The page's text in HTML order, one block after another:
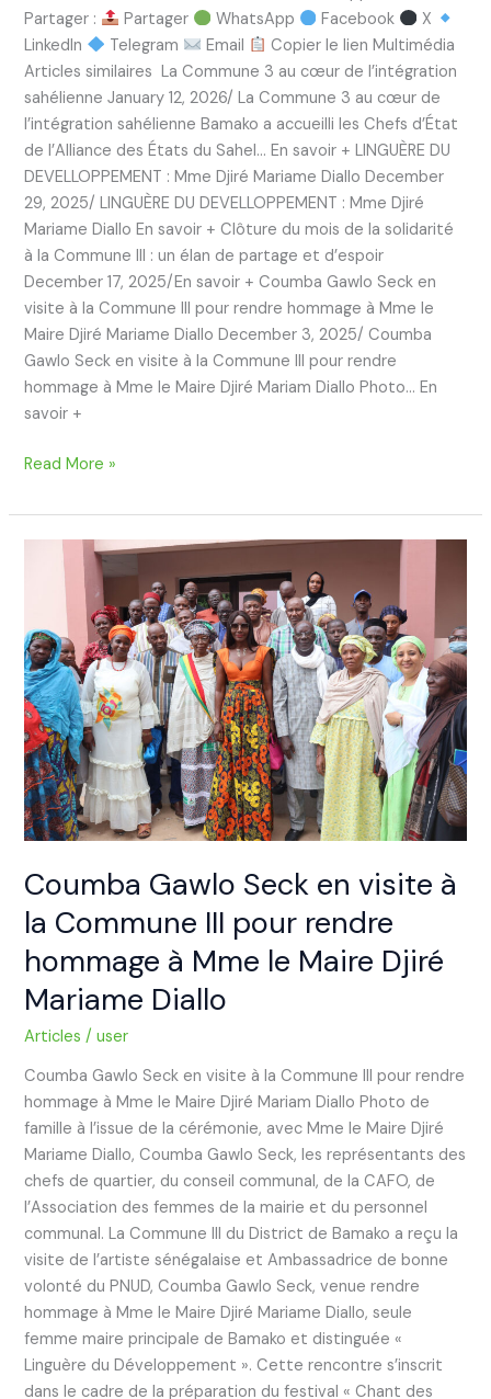
Partager :
Partager WhatsApp Facebook
X
LinkedIn
Telegram Email
Copier le lien Multimédia
Articles similaires La Commune 3 au cœur de l’intégration
sahélienne January 12, 2026/ La Commune 3 au cœur de
l’intégration sahélienne Bamako a accueilli les Chefs d’État
de l’Alliance des États du Sahel… En savoir + LINGUÈRE DU
DEVELLOPPEMENT : Mme Djiré Mariame Diallo December
29, 2025/ LINGUÈRE DU DEVELLOPPEMENT : Mme Djiré
Mariame Diallo En savoir + Clôture du mois de la solidarité
à la Commune III : un élan de partage et d’espoir
December 17, 2025/En savoir + Coumba Gawlo Seck en
visite à la Commune III pour rendre hommage à Mme le
Maire Djiré Mariame Diallo December 3, 2025/ Coumba
Gawlo Seck en visite à la Commune III pour rendre
hommage à Mme le Maire Djiré Mariam Diallo Photo… En
savoir +
Read More »
Coumba Gawlo Seck en visite à
la Commune III pour rendre
hommage à Mme le Maire Djiré
Mariame Diallo
Articles /user
Coumba Gawlo Seck en visite à la Commune III pour rendre
hommage à Mme le Maire Djiré Mariam Diallo Photo de
famille à l’issue de la cérémonie, avec Mme le Maire Djiré
Mariame Diallo, Coumba Gawlo Seck, les représentants des
chefs de quartier, du conseil communal, de la CAFO, de
l’Association des femmes de la mairie et du personnel
communal. La Commune III du District de Bamako a reçu la
visite de l’artiste sénégalaise et Ambassadrice de bonne
volonté du PNUD, Coumba Gawlo Seck, venue rendre
hommage à Mme le Maire Djiré Mariame Diallo, seule
femme maire principale de Bamako et distinguée «
Linguère du Développement ». Cette rencontre s’inscrit
dans le cadre de la préparation du festival « Chant des
Coumba
en
visite
à
la
Commune
III
pour
rendre
hommage
Mme
le
Maire
Djiré
Mariame
Diallo